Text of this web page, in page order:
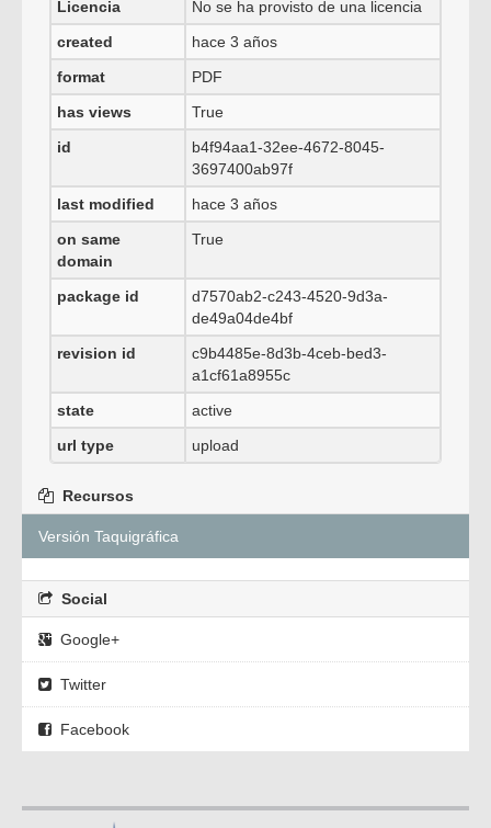
Licencia
No se ha provisto de una licencia
created
hace 3 años
format
PDF
has views
True
id
b4f94aa1-32ee-4672-8045-
3697400ab97f
last modified
hace 3 años
on same
domain
True
package id
d7570ab2-c243-4520-9d3a-
de49a04de4bf
revision id
c9b4485e-8d3b-4ceb-bed3-
a1cf61a8955c
state
active
url type
upload
Recursos
Versión Taquigráfica
Social
Google+
Twitter
Facebook